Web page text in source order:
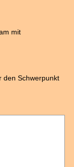
mit
den Schwerpunkt